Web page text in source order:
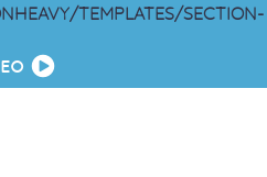
TEMPLATES/SECTION-